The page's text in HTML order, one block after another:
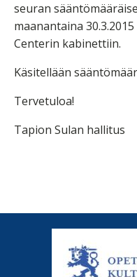
seuran
maanantaina
Centerin kabinettiin.
Käsitellään
Tervetuloa!
Tapion Sulan hallitus